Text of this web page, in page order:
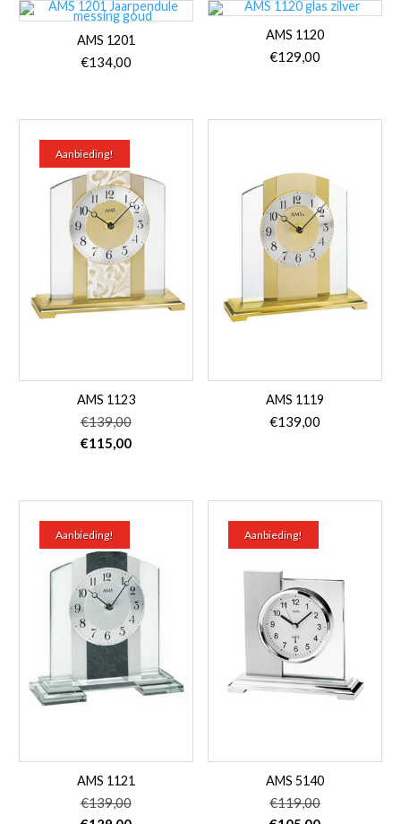
AMS 1201
€134,00
AMS 1120
€129,00
Aanbieding!
AMS 1123
€139,00
Oorspronkelijke
€115,00Huidige
AMS 1119
€139,00
Aanbieding!
AMS 1121
€139,00
Aanbieding!
AMS 5140
€119,00